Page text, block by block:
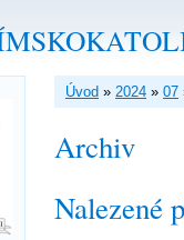
Úvod » 2024 » 07
Archiv
Nalezené